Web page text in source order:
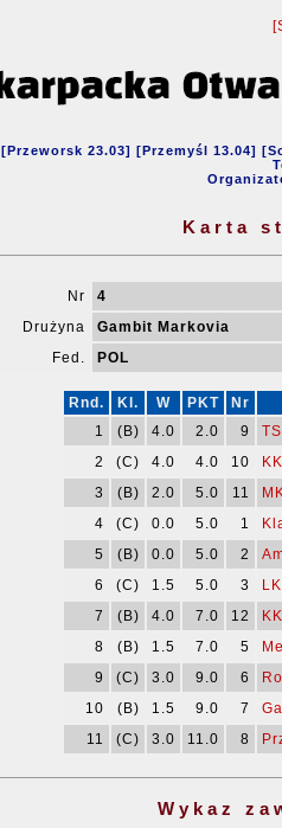
[Przeworsk 23.03] [Przemyśl 13.04]
Karta
Nr
4
Drużyna
Gambit Markovia
Fed.
POL
Rnd. Kl. W PKT
Nr
1
(B) 4.0 2.0 9
2
(C) 4.0 4.0 10
3
(B) 2.0 5.0 11
4
(C) 0.0 5.0 1
5
(B) 0.0 5.0 2
6
(C) 1.5 5.0 3
7
(B) 4.0 7.0 12
8
(B) 1.5 7.0 5
9
(C) 3.0 9.0 6
10
(B) 1.5 9.0 7
11
(C) 3.0 11.0 8
Wykaz